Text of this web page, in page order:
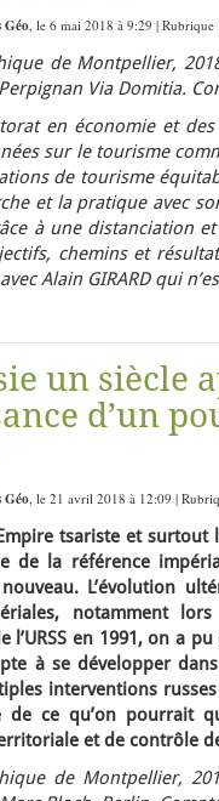
Géo, le 6 mai 2018 à 9:29 | Rubrique
de Montpellier,
Via Domitia.
en économie et
sur le tourisme
de tourisme
et la pratique avec
à une distanciation
chemins et
Alain GIRARD qui
un siècle
d’un
Géo, le 21 avril 2018 à 12:09 |
tsariste et
de la référence
L’évolution
notamment
l’URSS en 1991, on a
à se développer
interventions
de ce qu’on pourrait
et de contrôle
de Montpellier,